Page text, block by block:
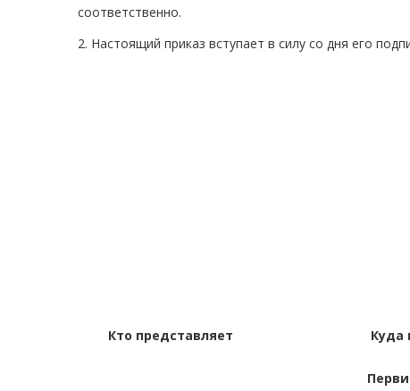
соответственно.
2. Настоящий приказ вступает в силу со дня его
Кто представляет Куда